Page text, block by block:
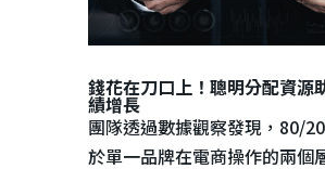
錢花在刀口上！聰明分配資源
績增長
團隊透過數據觀察發現， 80/20
於單一品牌在電商操作的兩個